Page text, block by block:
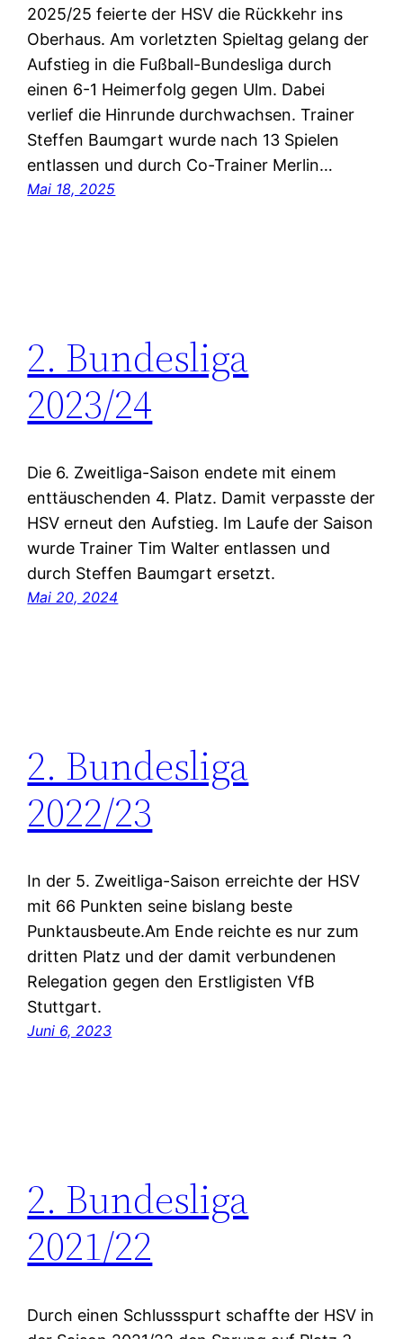
2025/25 feierte der HSV die Rückkehr ins
Oberhaus. Am vorletzten Spieltag gelang der
Aufstieg in die Fußball-Bundesliga durch
einen 6-1 Heimerfolg gegen Ulm. Dabei
verlief die Hinrunde durchwachsen. Trainer
Steffen Baumgart wurde nach 13 Spielen
entlassen und durch Co-Trainer Merlin…
Mai 18, 2025
2. Bundesliga
2023/24
Die 6. Zweitliga-Saison endete mit einem
enttäuschenden 4. Platz. Damit verpasste der
HSV erneut den Aufstieg. Im Laufe der Saison
wurde Trainer Tim Walter entlassen und
durch Steffen Baumgart ersetzt.
Mai 20, 2024
2. Bundesliga
2022/23
In der 5. Zweitliga-Saison erreichte der HSV
mit 66 Punkten seine bislang beste
Punktausbeute.Am Ende reichte es nur zum
dritten Platz und der damit verbundenen
Relegation gegen den Erstligisten VfB
Stuttgart.
Juni 6, 2023
2. Bundesliga
2021/22
Durch einen Schlussspurt schaffte der HSV in